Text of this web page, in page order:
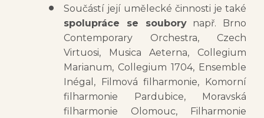
Součástí její umělecké činnosti je také
spolupráce se souborynapř. Brno
Contemporary Orchestra, Czech
Virtuosi, Musica Aeterna, Collegium
Marianum, Collegium 1704, Ensemble
Inégal, Filmová filharmonie, Komorní
filharmonie Pardubice, Moravská
filharmonie Olomouc, Filharmonie